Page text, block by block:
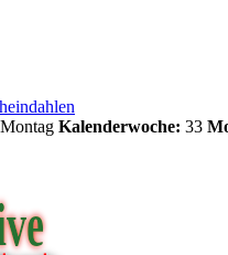
Montag Kalenderwoche: 33